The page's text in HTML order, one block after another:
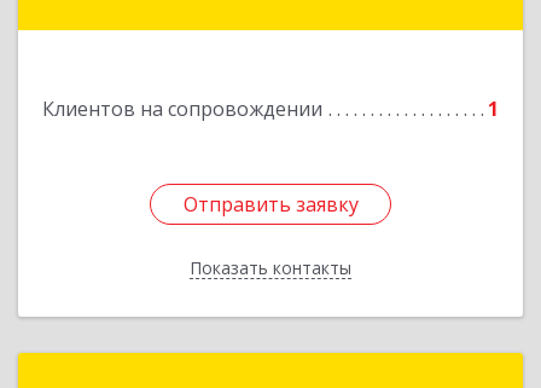
Клиентов на сопровождении 1
Отправить заявку
Показать контакты
Отправить заявку
Назад